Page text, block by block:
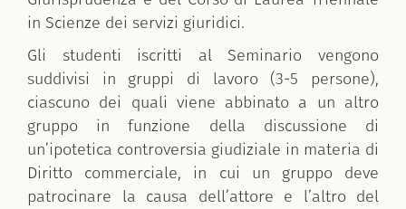
in Scienze dei servizi giuridici.
Gli studenti iscritti al Seminario vengono
suddivisi in gruppi di lavoro (3-5 persone),
ciascuno dei quali viene abbinato a un altro
gruppo in funzione della discussione di
un’ipotetica controversia giudiziale in materia di
Diritto commerciale, in cui un gruppo deve
patrocinare la causa dell’attore e l’altro del